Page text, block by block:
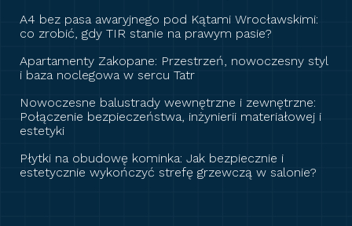
A4 bez pasa awaryjnego pod Kątami Wrocławskimi:
co zrobić, gdy TIR stanie na prawym pasie?
Apartamenty Zakopane: Przestrzeń, nowoczesny styl
i baza noclegowa w sercu Tatr
Nowoczesne balustrady wewnętrzne i zewnętrzne:
Połączenie bezpieczeństwa, inżynierii materiałowej i
estetyki
Płytki na obudowę kominka: Jak bezpiecznie i
estetycznie wykończyć strefę grzewczą w salonie?